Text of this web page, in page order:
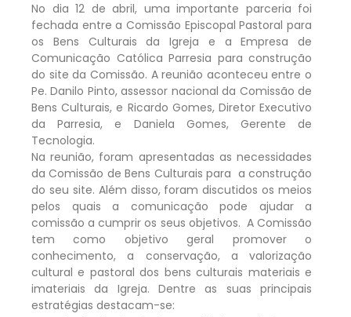
No dia 12 de abril, uma importante parceria foi
fechada entre a Comissão Episcopal Pastoral para
os Bens Culturais da Igreja e a Empresa de
Comunicação Católica Parresia para construção
do site da Comissão. A reunião aconteceu entre o
Pe. Danilo Pinto, assessor nacional da Comissão de
Bens Culturais, e Ricardo Gomes, Diretor Executivo
da Parresia, e Daniela Gomes, Gerente de
Tecnologia.
Na reunião, foram apresentadas as necessidades
da Comissão de Bens Culturais para a construção
do seu site. Além disso, foram discutidos os meios
pelos quais a comunicação pode ajudar a
comissão a cumprir os seus objetivos. A Comissão
tem como objetivo geral promover o
conhecimento, a conservação, a valorização
cultural e pastoral dos bens culturais materiais e
imateriais da Igreja. Dentre as suas principais
estratégias destacam-se: